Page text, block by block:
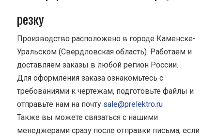
резку
Производство расположено в городе Каменске-
Уральском (Свердловская область). Работаем и
доставляем заказы в любой регион России.
Для оформления заказа ознакомьтесь с
требованиями к чертежам, подготовьте файлы и
отправьте нам на почту sale@prelektro.ru
Также вы можете связаться с нашими
менеджерами сразу после отправки письма, если